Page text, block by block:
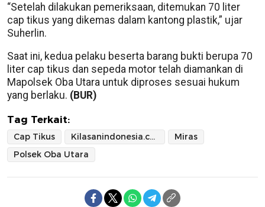
“Setelah dilakukan pemeriksaan, ditemukan 70 liter
cap tikus yang dikemas dalam kantong plastik,” ujar
Suherlin.
Saat ini, kedua pelaku beserta barang bukti berupa 70
liter cap tikus dan sepeda motor telah diamankan di
Mapolsek Oba Utara untuk diproses sesuai hukum
yang berlaku. (BUR)
Tag Terkait:
Cap Tikus Kilasanindonesia.com
Miras
Polsek Oba Utara